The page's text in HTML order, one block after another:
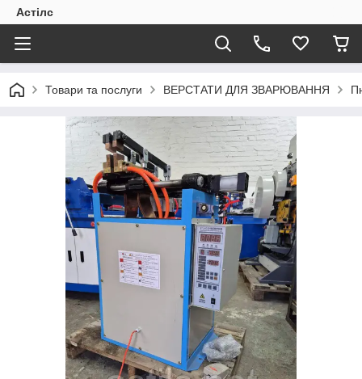
Астілс
Товари та послуги ВЕРСТАТИ ДЛЯ ЗВАРЮВАННЯ